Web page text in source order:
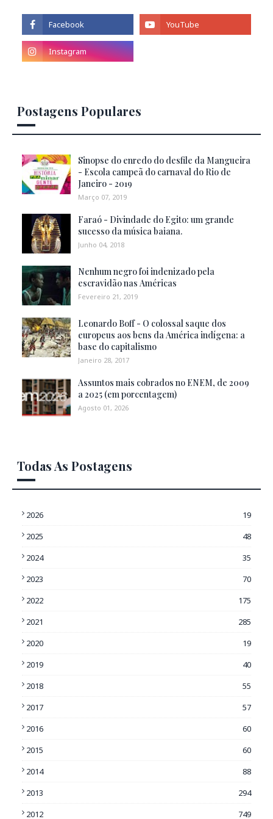
Postagens Populares
Sinopse do enredo do desfile da Mangueira
- Escola campeã do carnaval do Rio de
Janeiro - 2019
Março 07, 2019
Faraó - Divindade do Egito: um grande
sucesso da música baiana.
Junho 04, 2018
Nenhum negro foi indenizado pela
escravidão nas Américas
Fevereiro 21, 2019
Leonardo Boff - O colossal saque dos
europeus aos bens da América indígena: a
base do capitalismo
Janeiro 28, 2017
Assuntos mais cobrados no ENEM, de 2009
a 2025 (em porcentagem)
Agosto 01, 2026
Todas As Postagens
2026
19
2025
48
2024
35
2023
70
2022
175
2021
285
2020
19
2019
40
2018
55
2017
57
2016
60
2015
60
2014
88
2013
294
2012
749